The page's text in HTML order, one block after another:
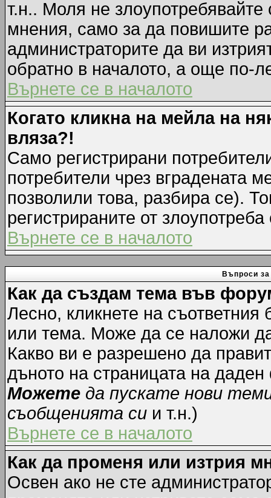
т.н.. Моля не
мнения, само за да повишите
администраторите да ви
обратно в началото, а още по-
Върнете се в началото
Когато кликна на мейла на
вляза?!
Само регистрирани
потребители чрез вградената
позволили това, разбира се).
регистрираните от
Върнете се в началото
Въпроси
Как да създам тема във
Лесно, кликнете на
или тема. Може да се наложи
Какво ви е разрешено да
дъното на страницата на
Можете да пускате нови
съобщенията си и т.н.)
Върнете се в началото
Как да променя или изтрия
Освен ако не сте